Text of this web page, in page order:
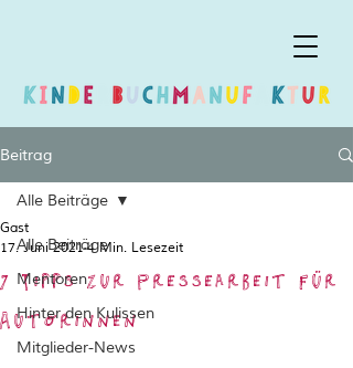
Beitrag
Alle Beiträge
Mentoren
Hinter den Kulissen
Mitglieder-News
Alle Beiträge
7 Tipps zur Pressearbeit für
Autorinnen
Gast
17. Juni 2021 4 Min. Lesezeit